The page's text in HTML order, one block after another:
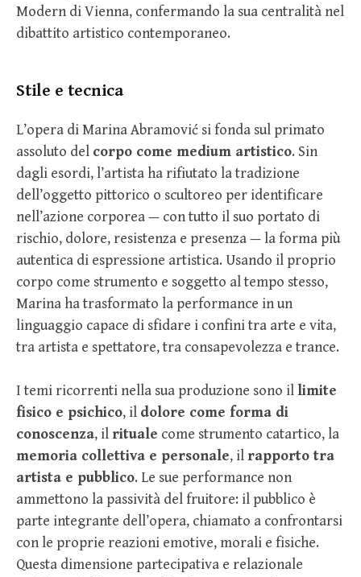
Modern di Vienna, confermando la sua centralità nel
dibattito artistico contemporaneo.
Stile e tecnica
L’opera di Marina Abramović si fonda sul primato
assoluto del corpo come medium artistico. Sin
dagli esordi, l’artista ha rifiutato la tradizione
dell’oggetto pittorico o scultoreo per identificare
nell’azione corporea — con tutto il suo portato di
rischio, dolore, resistenza e presenza — la forma più
autentica di espressione artistica. Usando il proprio
corpo come strumento e soggetto al tempo stesso,
Marina ha trasformato la performance in un
linguaggio capace di sfidare i confini tra arte e vita,
tra artista e spettatore, tra consapevolezza e trance.
I temi ricorrenti nella sua produzione sono illimite
fisico e psichico, il dolore come forma di
conoscenza, il rituale come strumento catartico, la
memoria collettiva e personale, il rapporto tra
artista e pubblico. Le sue performance non
ammettono la passività del fruitore: il pubblico è
parte integrante dell’opera, chiamato a confrontarsi
con le proprie reazioni emotive, morali e fisiche.
Questa dimensione partecipativa e relazionale